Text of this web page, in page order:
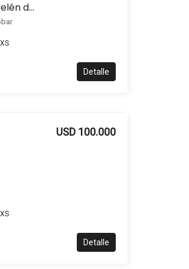
Dúplex en alquiler 2 habitaciones en Belén de Escobar
Detalle
USD 100.000
Detalle